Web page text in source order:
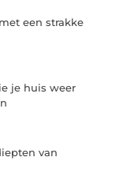
een strakke
je huis weer
van